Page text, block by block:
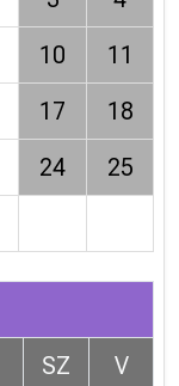
10
11
17
18
24
25
SZ
V